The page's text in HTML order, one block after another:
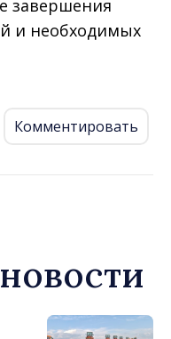
завершения
и необходимых
Комментировать